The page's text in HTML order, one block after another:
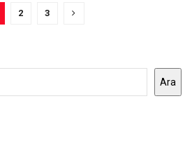
2 3
Ara